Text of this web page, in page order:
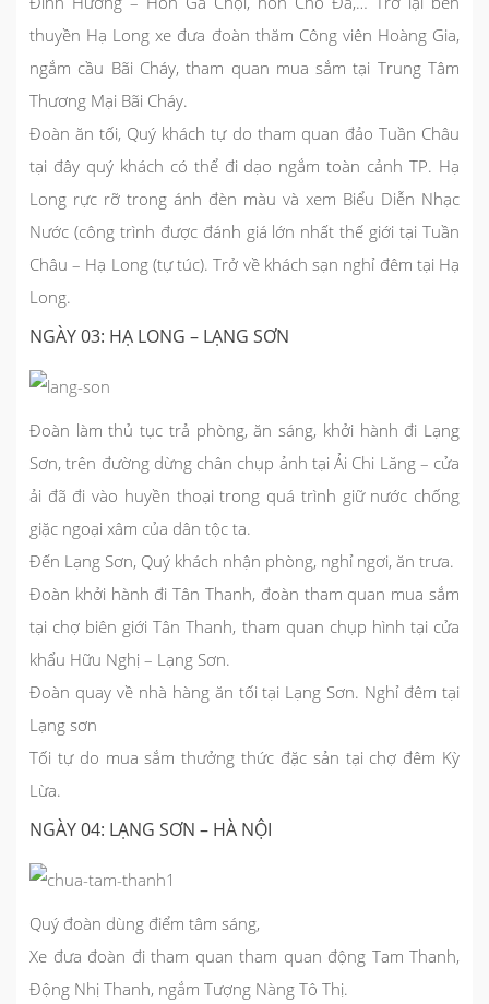
thuyền Hạ Long xe đưa đoàn thăm Công viên Hoàng Gia,
ngắm cầu Bãi Cháy, tham quan mua sắm tại Trung Tâm
Thương Mại Bãi Cháy.
Đoàn ăn tối, Quý khách tự do tham quan đảo Tuần Châu
tại đây quý khách có thể đi dạo ngắm toàn cảnh TP. Hạ
Long rực rỡ trong ánh đèn màu và xem Biểu Diễn Nhạc
Nước (công trình được đánh giá lớn nhất thế giới tại Tuần
Châu – Hạ Long (tự túc). Trở về khách sạn nghỉ đêm tại Hạ
Long.
NGÀY 03: HẠ LONG – LẠNG SƠN
Đoàn làm thủ tục trả phòng, ăn sáng, khởi hành đi Lạng
Sơn, trên đường dừng chân chụp ảnh tại Ải Chi Lăng – cửa
ải đã đi vào huyền thoại trong quá trình giữ nước chống
giặc ngoại xâm của dân tộc ta.
Đến Lạng Sơn, Quý khách nhận phòng, nghỉ ngơi, ăn trưa.
Đoàn khởi hành đi Tân Thanh, đoàn tham quan mua sắm
tại chợ biên giới Tân Thanh, tham quan chụp hình tại cửa
khẩu Hữu Nghị – Lạng Sơn.
Đoàn quay về nhà hàng ăn tối tại Lạng Sơn. Nghỉ đêm tại
Lạng sơn
Tối tự do mua sắm thưởng thức đặc sản tại chợ đêm Kỳ
Lừa.
NGÀY 04: LẠNG SƠN – HÀ NỘI
Quý đoàn dùng điểm tâm sáng,
Xe đưa đoàn đi tham quan tham quan động Tam Thanh,
Động Nhị Thanh, ngắm Tượng Nàng Tô Thị.